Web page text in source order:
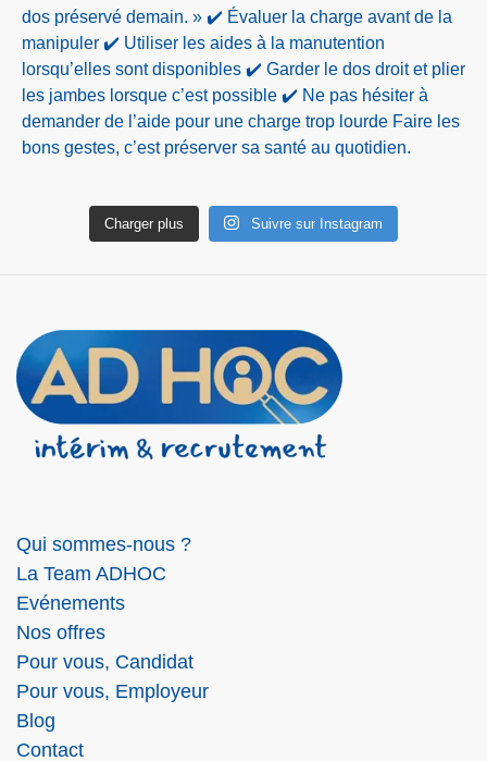
Charger plus Suivre sur Instagram
Qui sommes-nous ?
La Team ADHOC
Evénements
Nos offres
Pour vous, Candidat
Pour vous, Employeur
Blog
Contact